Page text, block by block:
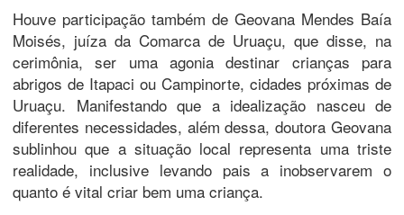
Houve participação também de Geovana Mendes Baía
Moisés, juíza da Comarca de Uruaçu, que disse, na
cerimônia, ser uma agonia destinar crianças para
abrigos de Itapaci ou Campinorte, cidades próximas de
Uruaçu. Manifestando que a idealização nasceu de
diferentes necessidades, além dessa, doutora Geovana
sublinhou que a situação local representa uma triste
realidade, inclusive levando pais a inobservarem o
quanto é vital criar bem uma criança.